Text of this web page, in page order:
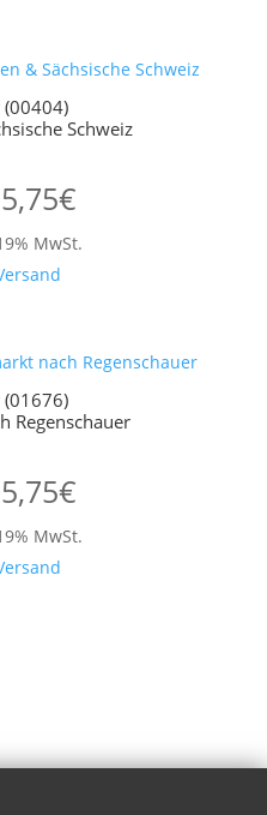
(00404)
Schweiz
€
MwSt.
(01676)
Regenschauer
€
MwSt.